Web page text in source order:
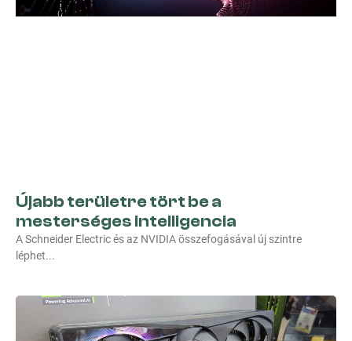
Újabb területre tört be a
mesterséges intelligencia
A Schneider Electric és az NVIDIA összefogásával új szintre
léphet